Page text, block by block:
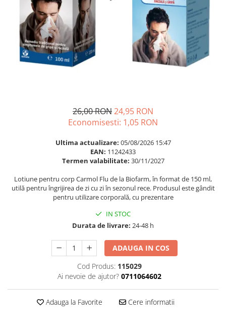
Omega 3
Par si unghii
Probiotice si prebiotice
Prostata
Slabire si control greutate
Somn stres si anxietate
Supliment Calciu
Supliment Complexe
Supliment Magneziu
Supliment Vitamina B
Supliment Vitamina E
Tincturi si Gemoderivate
Tuse gat si respiratie
Ingrijire par
Balsam masca si tratament
Produse cu SPF Pentru Fata
Repelenti insecte
26,00 RON24,95 RON
Economisesti: 1,05 RON
Ultima actualizare: 05/08/2026 15:47
EAN: 11242433
Termen valabilitate: 30/11/2027
Lotiune pentru corp Carmol Flu de la Biofarm, în format de 150 ml,
utilă pentru îngrijirea de zi cu zi în sezonul rece. Produsul este gândit
pentru utilizare corporală, cu prezentare
IN STOC
Durata de livrare: 24-48 h
ADAUGA IN COS
Cod Produs: 115029
Ai nevoie de ajutor? 0711064602
Adauga la Favorite Cere informatii